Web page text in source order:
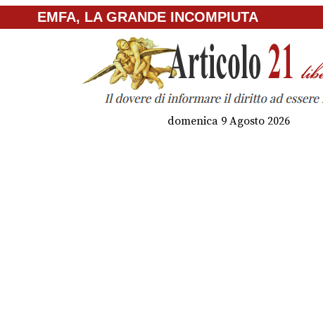
EMFA, LA GRANDE INCOMPIUTA
domenica 9 Agosto 2026